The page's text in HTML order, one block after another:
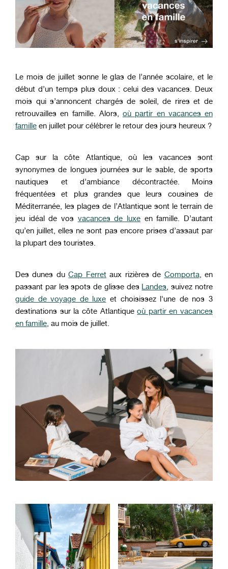
Le mois de juillet sonne le glas de l’année scolaire, et le
début d’un temps plus doux : celui des vacances. Deux
mois qui s’annoncent chargés de soleil, de rires et de
retrouvailles en famille. Alors, où partir en vacances en
famille en juillet pour célébrer le retour des jours heureux ?
Cap sur la côte Atlantique, où les vacances sont
synonymes de longues journées sur le sable, de sports
nautiques et d’ambiance décontractée. Moins
fréquentées et plus grandes que leurs cousines de
Méditerranée, les plages de l’Atlantique sont le terrain de
jeu idéal de vos vacances de luxe en famille. D’autant
qu’en juillet, elles ne sont pas encore prises d’assaut par
la plupart des touristes.
Des dunes duCap Ferretaux rizières de Comporta, en
passant par les spots de glisse des Landes, suivez notre
guide de voyage de luxe et choisissez l'une de nos 3
destinations sur la côte Atlantiqueoù partir en vacances
en famille, au mois de juillet.